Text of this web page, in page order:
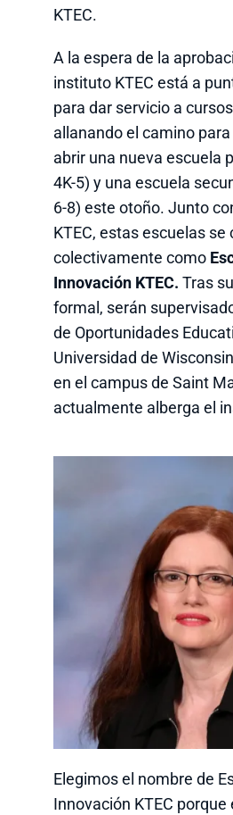
KTEC.
A la espera de la
instituto KTEC está a
para dar servicio a
allanando el camino
abrir una nueva escuela
4K-5) y una escuela
6-8) este otoño. Junto
KTEC, estas escuelas se
colectivamente como
Innovación KTEC. Tras
formal, serán
de Oportunidades
Universidad de
en el campus de Saint
actualmente alberga el
Elegimos el nombre de
Innovación KTEC porque